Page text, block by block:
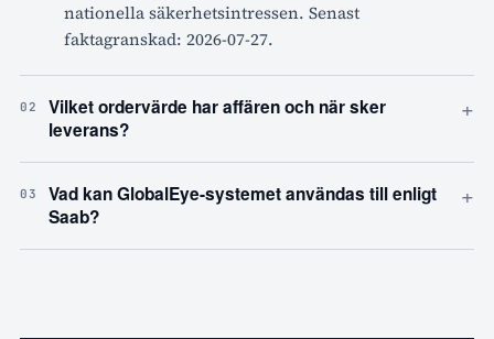
nationella säkerhetsintressen. Senast
faktagranskad: 2026-07-27.
02
Vilket ordervärde har affären och när sker
leverans?
+
03
Vad kan GlobalEye-systemet användas till enligt
Saab?
+